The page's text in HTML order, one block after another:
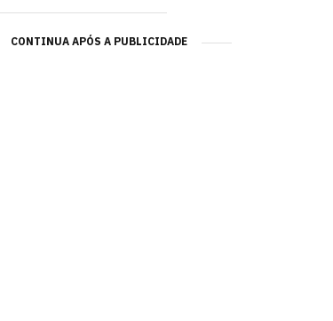
CONTINUA APÓS A PUBLICIDADE